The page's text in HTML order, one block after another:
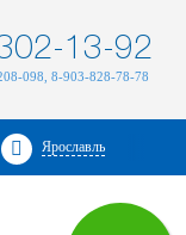
13-92
098, 8-903-828-78-78
Ярославль